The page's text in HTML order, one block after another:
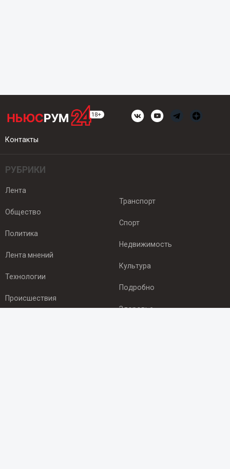
Контакты
РУБРИКИ
Лента
Общество
Политика
Лента мнений
Технологии
Происшествия
Транспорт
Спорт
Недвижимость
Культура
Подробно
Здоровье